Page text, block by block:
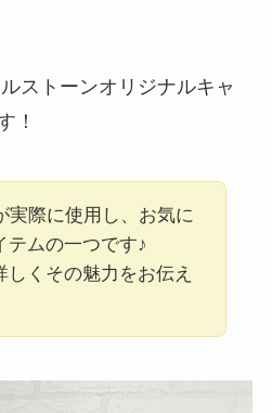
ストーンオリジナルキャ
！
実際に使用し、お気に
テムの一つです♪
しくその魅力をお伝え